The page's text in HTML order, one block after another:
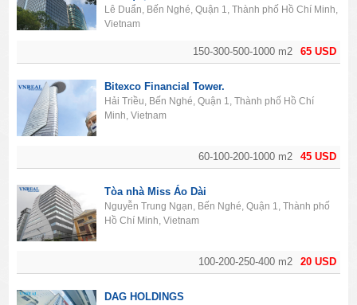
65 USD
150-300-500-1000 m2
Lê Duẩn, Bến Nghé, Quận 1, Thành phố Hồ Chí Minh,
Vietnam
45 USD
60-100-200-1000 m2
Bitexco Financial Tower.
Hải Triều, Bến Nghé, Quận 1, Thành phố Hồ Chí
Minh, Vietnam
20 USD
100-200-250-400 m2
Tòa nhà Miss Áo Dài
Nguyễn Trung Ngạn, Bến Nghé, Quận 1, Thành phố
Hồ Chí Minh, Vietnam
DAG HOLDINGS